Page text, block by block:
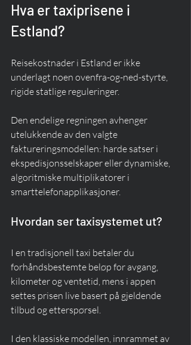
Hva er taxiprisene i
Estland?
Reisekostnader i Estland er ikke
underlagt noen ovenfra-og-ned-styrte,
rigide statlige reguleringer.
Den endelige regningen avhenger
utelukkende av den valgte
faktureringsmodellen: harde satser i
ekspedisjonsselskaper eller dynamiske,
algoritmiske multiplikatorer i
smarttelefonapplikasjoner.
Hvordan ser taxisystemet ut?
I en tradisjonell taxi betaler du
forhåndsbestemte beløp for avgang,
kilometer og ventetid, mens i appen
settes prisen live basert på gjeldende
tilbud og etterspørsel.
I den klassiske modellen, innrammet av